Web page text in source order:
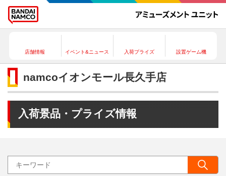
店舗情報 イベント&ニュース 入荷プライズ 設置ゲーム機
namcoイオンモール長久手店
入荷景品・プライズ情報